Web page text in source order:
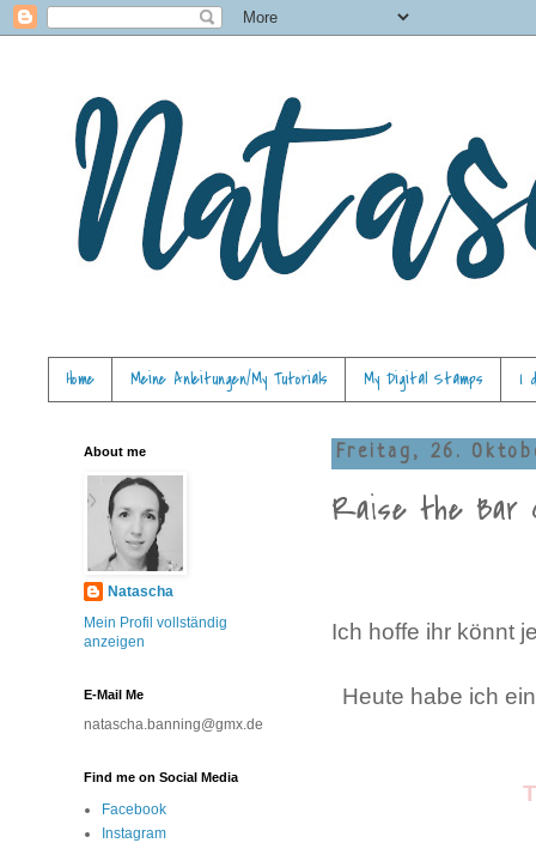
Home Meine Anleitungen/My Tutorials My Digital Stamps I
Freitag, 26.
Raise the Bar
Ich hoffe ihr könnt
Heute habe ich
About me
Natascha
Mein Profil vollständig
anzeigen
E-Mail Me
natascha.banning@gmx.de
Find me on Social Media
Facebook
Instagram